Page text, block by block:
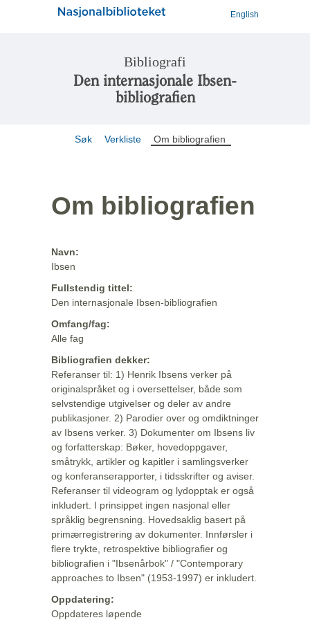
English
Bibliografi
Den internasjonale Ibsen-
bibliografien
Søk Verkliste Om bibliografien
Om bibliografien
Navn:
Ibsen
Fullstendig tittel:
Den internasjonale Ibsen-bibliografien
Omfang/fag:
Alle fag
Bibliografien dekker:
Referanser til: 1) Henrik Ibsens verker på
originalspråket og i oversettelser, både som
selvstendige utgivelser og deler av andre
publikasjoner. 2) Parodier over og omdiktninger
av Ibsens verker. 3) Dokumenter om Ibsens liv
og forfatterskap: Bøker, hovedoppgaver,
småtrykk, artikler og kapitler i samlingsverker
og konferanserapporter, i tidsskrifter og aviser.
Referanser til videogram og lydopptak er også
inkludert. I prinsippet ingen nasjonal eller
språklig begrensning. Hovedsaklig basert på
primærregistrering av dokumenter. Innførsler i
flere trykte, retrospektive bibliografier og
bibliografien i "Ibsenårbok" / "Contemporary
approaches to Ibsen" (1953-1997) er inkludert.
Oppdatering:
Oppdateres løpende